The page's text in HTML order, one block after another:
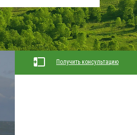
Получить консультацию